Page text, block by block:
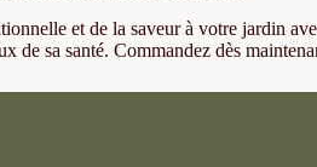
et de la saveur à votre jardin
de sa santé. Commandez dès